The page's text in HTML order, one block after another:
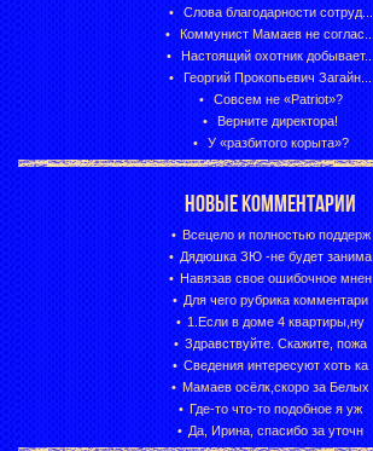
Слова благодарности сотруд...
Коммунист Мамаев не соглас...
Настоящий охотник добывает...
Георгий Прокопьевич Загайн...
Совсем не «Patriot»?
Верните директора!
У «разбитого корыта»?
НОВЫЕ КОММЕНТАРИИ
Всецело и полностью поддерж
Дядюшка ЗЮ -не будет занима
Навязав свое ошибочное мнен
Для чего рубрика комментари
1.Если в доме 4 квартиры,ну
Здравствуйте. Скажите, пожа
Сведения интересуют хоть ка
Мамаев осёлк,скоро за Белых
Где-то что-то подобное я уж
Да, Ирина, спасибо за уточн